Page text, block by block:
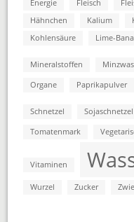
Energie Fleisch
Hähnchen
Kalium
Kohlensäure
Lime-
Mineralstoffen
Organe Paprikapulver
Schnetzel Sojaschnetzel
Tomatenmark
Vitaminen
Wurzel Zucker